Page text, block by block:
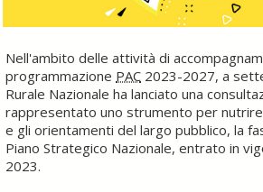
Nell'ambito delle attività di
programmazione PAC 2023-2027, a
Rurale Nazionale ha lanciato una
rappresentato uno strumento per
e gli orientamenti del largo pubblico, la
Piano Strategico Nazionale, entrato in
2023.